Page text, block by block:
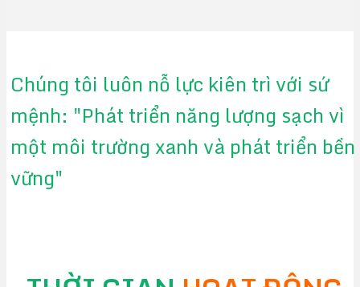
Chúng tôi luôn nỗ lực kiên trì với sứ
mệnh: "Phát triển năng lượng sạch vì
một môi trường xanh và phát triển bền
vững"